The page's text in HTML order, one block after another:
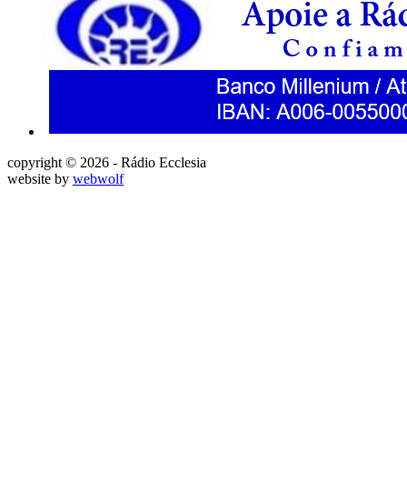
copyright © 2026 - Rádio Ecclesia
website by webwolf